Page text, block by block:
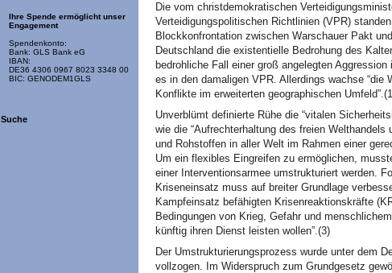
Ihre Spende ermöglicht unser
Engagement
Spendenkonto:
Bank: GLS Bank eG
IBAN:
DE36 4306 0967 8023 3348 00
BIC: GENODEM1GLS
Suche
Die vom christdemokratischen
Verteidigungspolitischen Richtlinien (VPR)
Blockkonfrontation zwischen Warschauer Pakt und
Deutschland die existentielle Bedrohung des
bedrohliche Fall einer groß angelegten
es in den damaligen VPR. Allerdings wachse “die
Konflikte im erweiterten geographischen
Unverblümt definierte Rühe die “vitalen
wie die “Aufrechterhaltung des freien
und Rohstoffen in aller Welt im Rahmen einer
Um ein flexibles Eingreifen zu ermöglichen,
einer Interventionsarmee umstrukturiert werden.
Kriseneinsatz muss auf breiter Grundlage
Kampfeinsatz befähigten Krisenreaktionskräfte
Bedingungen von Krieg, Gefahr und
künftig ihren Dienst leisten wollen”.(3)
Der Umstrukturierungsprozess wurde unter dem
vollzogen. Im Widerspruch zum Grundgesetz